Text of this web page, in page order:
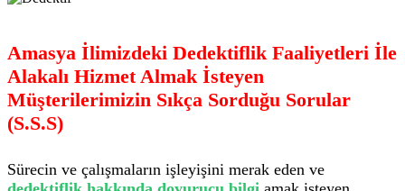
Amasya İlimizdeki Dedektiflik Faaliyetleri İle
Alakalı Hizmet Almak İsteyen
Müşterilerimizin Sıkça Sorduğu Sorular
(S.S.S)
Sürecin ve çalışmaların işleyişini merak eden ve